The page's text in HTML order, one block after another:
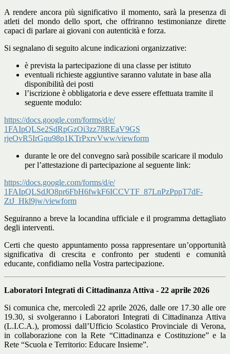
A rendere ancora più significativo il momento, sarà la presenza di
atleti del mondo dello sport, che offriranno testimonianze dirette
capaci di parlare ai giovani con autenticità e forza.
Si segnalano di seguito alcune indicazioni organizzative:
è prevista la partecipazione di una classe per istituto
eventuali richieste aggiuntive saranno valutate in base alla
disponibilità dei posti
l’iscrizione è obbligatoria e deve essere effettuata tramite il
seguente modulo:
https://docs.google.com/forms/d/e/
1FAIpQLSe2SdRpGzOi3zz78REaV9GS
rjeOvR5IrGqu98p1KTrPxrvVww/viewform
durante le ore del convegno sarà possibile scaricare il modulo
per l’attestazione di partecipazione al seguente link:
https://docs.google.com/forms/d/e/
1FAIpQLSdJO8pr6FbH6fwkF6ICCVTF _87LnPzPppT7dF-
ZtJ_Hkl9jw/viewform
Seguiranno a breve la locandina ufficiale e il programma dettagliato
degli interventi.
Certi che questo appuntamento possa rappresentare un’opportunità
significativa di crescita e confronto per studenti e comunità
educante, confidiamo nella Vostra partecipazione.
Laboratori Integrati di Cittadinanza Attiva - 22 aprile 2026
Si comunica che, mercoledì 22 aprile 2026, dalle ore 17.30 alle ore
19.30, si svolgeranno i Laboratori Integrati di Cittadinanza Attiva
(L.I.C.A.), promossi dall’Ufficio Scolastico Provinciale di Verona,
in collaborazione con la Rete “Cittadinanza e Costituzione” e la
Rete “Scuola e Territorio: Educare Insieme”.